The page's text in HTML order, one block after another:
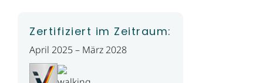
Zertifiziert im Zeitraum:
April 2025 – März 2028